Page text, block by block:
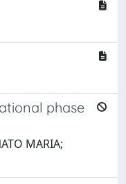
phase
MARIA;